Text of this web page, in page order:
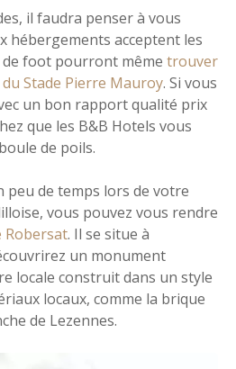
il faudra penser à vous
hébergements acceptent les
de foot pourront même trouver
Stade Pierre Mauroy. Si vous
un bon rapport qualité prix
que les B&B Hotels vous
de poils.
peu de temps lors de votre
vous pouvez vous rendre
Robersat. Il se situe à
un monument
locale construit dans un style
locaux, comme la brique
de Lezennes.